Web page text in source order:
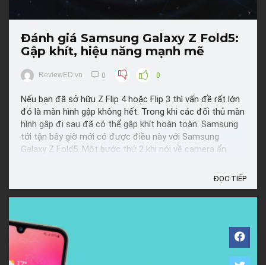
Đánh giá Samsung Galaxy Z Fold5:
Gập khít, hiệu năng mạnh mẽ
ReviewED.vn 0 0
Nếu bạn đã sở hữu Z Flip 4 hoặc Flip 3 thì vấn đề rất lớn
đó là màn hình gập không hết. Trong khi các đối thủ màn
hình gập đi sau đã có thể gập khít hoàn toàn. Samsung
tới tận bây giờ mới có được điều này với Samsung
Galaxy Z Fold5. Một bước thứ 2 khi nói về camera ẩn
ĐỌC TIẾP